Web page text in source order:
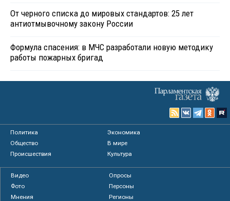
От черного списка до мировых стандартов: 25 лет
антиотмывочному закону России
Формула спасения: в МЧС разработали новую методику
работы пожарных бригад
Политика
Экономика
Общество
В мире
Происшествия
Культура
Видео
Опросы
Фото
Персоны
Мнения
Регионы